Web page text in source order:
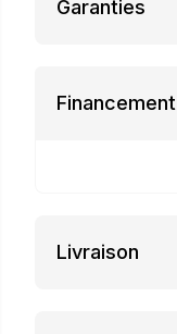
Garanties
Financement
Livraison